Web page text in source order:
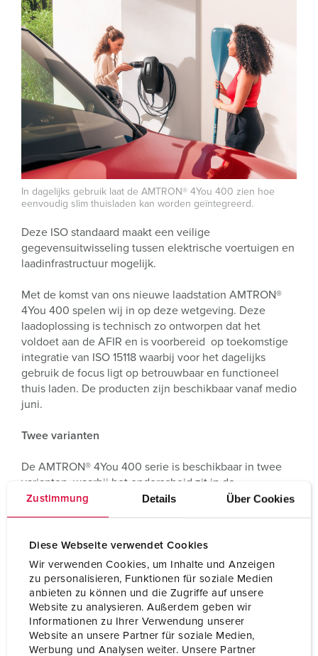
Zustimmung Details Über Cookies
Diese Webseite verwendet Cookies
Wir verwenden Cookies, um Inhalte und Anzeigen
zu personalisieren, Funktionen für soziale Medien
anbieten zu können und die Zugriffe auf unsere
Website zu analysieren. Außerdem geben wir
Informationen zu Ihrer Verwendung unserer
Website an unsere Partner für soziale Medien,
Werbung und Analysen weiter. Unsere Partner
In dagelijks gebruik laat de AMTRON® 4You 400 zien hoe
eenvoudig slim thuisladen kan worden geïntegreerd.
Deze ISO standaard maakt een veilige
gegevensuitwisseling tussen elektrische voertuigen en
laadinfrastructuur mogelijk.
Met de komst van ons nieuwe laadstation AMTRON®
4You 400 spelen wij in op deze wetgeving. Deze
laadoplossing is technisch zo ontworpen dat het
voldoet aan de AFIR en is voorbereid op toekomstige
integratie van ISO 15118 waarbij voor het dagelijks
gebruik de focus ligt op betrouwbaar en functioneel
thuis laden. De producten zijn beschikbaar vanaf medio
juni.
Twee varianten
De AMTRON® 4You 400 serie is beschikbaar in twee
varianten, waarbij het onderscheid zit in de
geïntegreerde MID gecertificeerde kWh meter. De 460
laadtransacties De 410 is perfect voor het thuis opladen
van de privé auto. Deze 410 is, behalve de MID meter,
volledig overeenkomstig met de 460. Beide laadstation
beschikken over dezelfde hoogwaardige techniek.
AMTRON® 4You 460: